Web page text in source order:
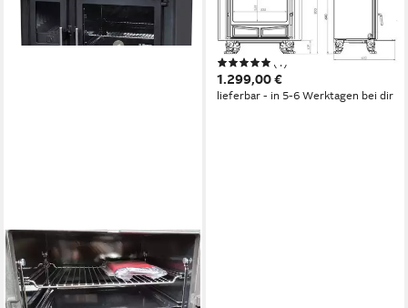
PLAMEN
Festbrennstoffherd Slavonac
schwarz rechts
11 kW
Nennwärmeleistung
76,4 % Wirkungsgrad
Produktdatenblatt
(1)
1.299,00 €
lieferbar - in 5-6 Werktagen bei dir